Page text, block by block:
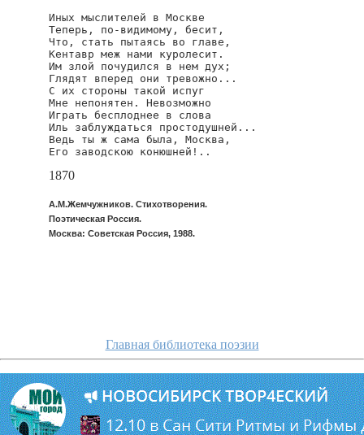
Иных мыслителей в Москве
Теперь, по-видимому, бесит,
Что, стать пытаясь во главе,
Кентавр меж нами куролесит.
Им злой почудился в нем дух;
Глядят вперед они тревожно...
С их стороны такой испуг
Мне непонятен. Невозможно
Играть бесплоднее в слова
Иль заблуждаться простодушней...
Ведь ты ж сама была, Москва,
Его заводскою конюшней!..
1870
А.М.Жемчужников. Стихотворения.
Поэтическая Россия.
Москва: Советская Россия, 1988.
Главная библиотека поэзии